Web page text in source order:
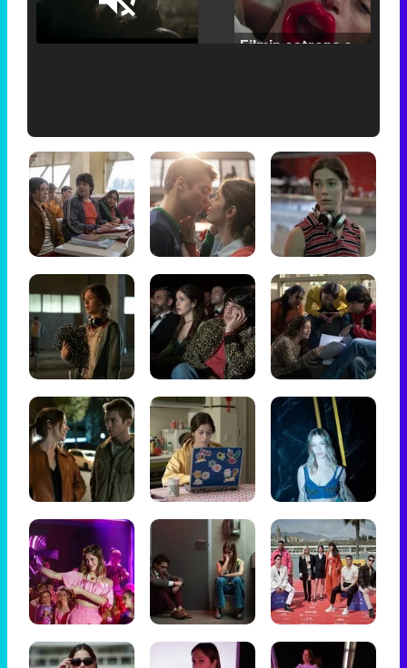
Unmute /
'120 Minutos' celebra sus 2.000 programas en Telemadrid con un vídeo del día a día en la redacción
Tráiler de '33 días', la nueva serie de Atresplayer con Julián Villagrán y José Manuel Poga
Tráiler en catalán de 'Ravalear', la nueva serie de HBO Max sobre los fondos buitre
Canción ganadora de Eurovisión 2026: DARA con "Bangaranga" por Bulgaria